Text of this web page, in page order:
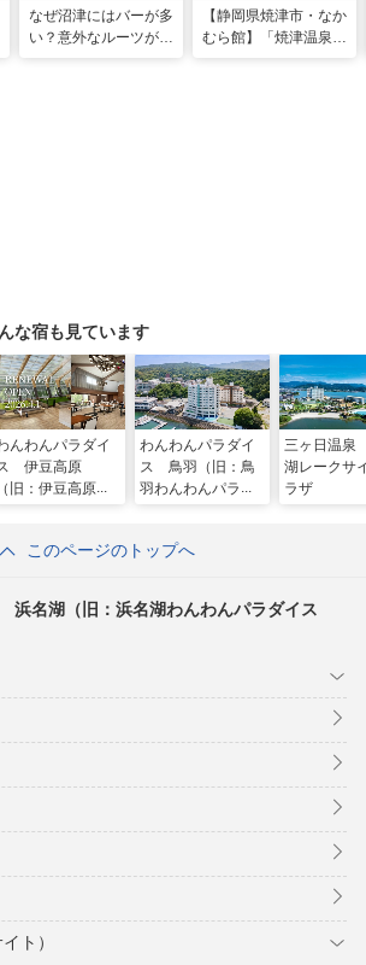
なぜ沼津にはバーが多
い？意外なルーツがわ
【静岡県焼津市・なか
むら館】「焼津温泉」
な宿も見ています
んわんパラダイ
伊豆高原
（旧：伊豆高原わ
ージ）
わんわんパラダイ
ス 鳥羽（旧：鳥
羽わんわんパラダ
三ヶ日温
湖レークサ
ラザ
このページのトップへ
浜名湖（旧：浜名湖わんわんパラダイス
ト）